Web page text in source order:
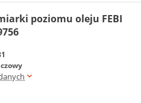
poziomu oleju FEBI